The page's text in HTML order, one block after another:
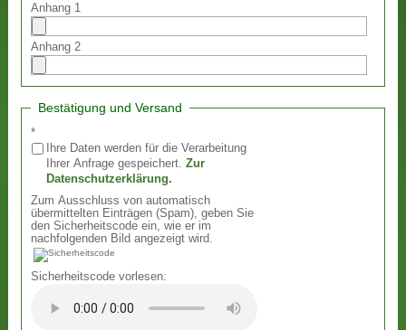
Anhang 1
Anhang 2
Bestätigung und Versand
*
Ihre Daten werden für die Verarbeitung
Ihrer Anfrage gespeichert. Zur
Datenschutzerklärung.
Zum Ausschluss von automatisch
übermittelten Einträgen (Spam), geben Sie
den Sicherheitscode ein, wie er im
nachfolgenden Bild angezeigt wird.
Sicherheitscode vorlesen: